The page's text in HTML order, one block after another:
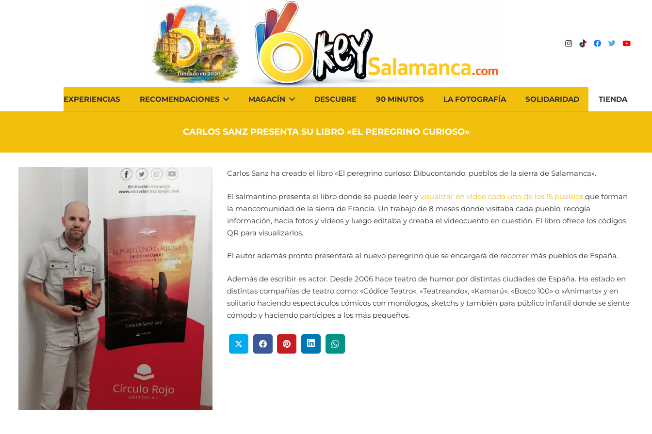
EXPERIENCIAS RECOMENDACIONES MAGACÍN DESCUBRE 90 MINUTOS LA FOTOGRAFÍA SOLIDARIDAD TIENDA
CARLOS SANZ PRESENTA SU LIBRO «EL PEREGRINO CURIOSO»
Carlos Sanz ha creado el libro «El peregrino curioso: Dibucontando: pueblos de la sierra de Salamanca».
El salmantino presenta el libro donde se puede leer yvisualizar en vídeo cada uno de los 15 pueblosque forman
la mancomunidad de la sierra de Francia. Un trabajo de 8 meses donde visitaba cada pueblo, recogía
información, hacia fotos y vídeos y luego editaba y creaba el videocuento en cuestión. El libro ofrece los códigos
QR para visualizarlos.
El autor además pronto presentará al nuevo peregrino que se encargará de recorrer más pueblos de España.
Además de escribir es actor. Desde 2006 hace teatro de humor por distintas ciudades de España. Ha estado en
distintas compañías de teatro como: «Códice Teatro«, «Teatreando«, «Kamarú«, «Bosco 100» o «Animarts» y en
solitario haciendo espectáculos cómicos con monólogos, sketchs y también para público infantil donde se siente
cómodo y haciendo partícipes a los más pequeños.